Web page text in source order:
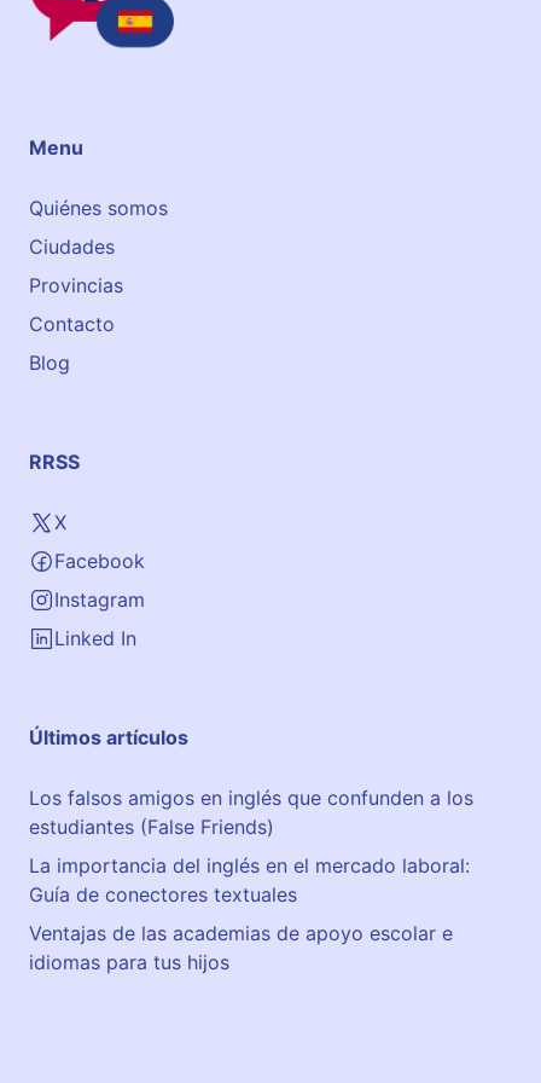
er
a
d
r
o
2
Menu
Quiénes somos
Ciudades
Provincias
Contacto
Blog
RRSS
X
Facebook
Instagram
Linked In
Últimos artículos
Los falsos amigos en inglés que confunden a los
estudiantes (False Friends)
La importancia del inglés en el mercado laboral:
Guía de conectores textuales
Ventajas de las academias de apoyo escolar e
idiomas para tus hijos